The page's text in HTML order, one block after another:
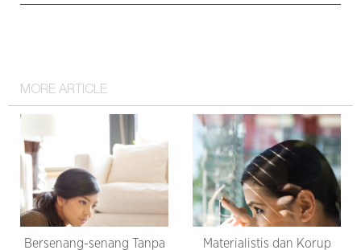
MORE ARTICLE
Bersenang-senang Tanpa
Materialistis dan Korup